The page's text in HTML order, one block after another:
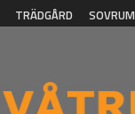
TRÄDGÅRD SOVRUM